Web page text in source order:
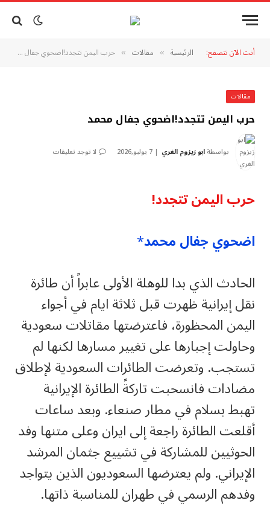
أنت الآن تتصفح: الرئيسية » مقالات » حرب اليمن تتجدد!اضحوي جفال محمد
مقالات
حرب اليمن تتجدد!اضحوي جفال محمد
بواسطةابو زيزوم الغري 7 يوليو,2026 لا توجد تعليقات
حرب اليمن تتجدد!
اضحوي جفال محمد*
الحادث الذي بدا للوهلة الأولى عابراً أن طائرة
نقل إيرانية ظهرت قبل ثلاثة ايام في أجواء
اليمن المحظورة، فاعترضتها مقاتلات سعودية
وحاولت إجبارها على تغيير مسارها لكنها لم
تستجب. وتعرضت الطائرات السعودية لإطلاق
مضادات فانسحبت تاركةً الطائرة الإيرانية
تهبط بسلام في مطار صنعاء. وبعد ساعات
أقلعت الطائرة راجعة إلى ايران وعلى متنها وفد
الحوثيين للمشاركة في تشييع جثمان المرشد
الإيراني. ولم يعترضها السعوديون الذين يتواجد
وفدهم الرسمي في طهران للمناسبة ذاتها.